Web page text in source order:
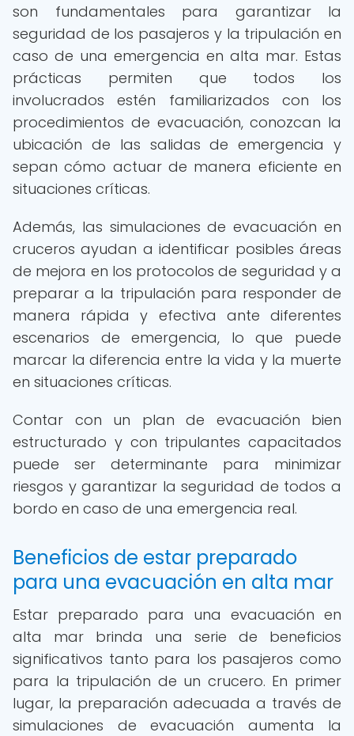
son fundamentales para garantizar la
seguridad de los pasajeros y la tripulación en
caso de una emergencia en alta mar. Estas
prácticas permiten que todos los
involucrados estén familiarizados con los
procedimientos de evacuación, conozcan la
ubicación de las salidas de emergencia y
sepan cómo actuar de manera eficiente en
situaciones críticas.
Además, las simulaciones de evacuación en
cruceros ayudan a identificar posibles áreas
de mejora en los protocolos de seguridad y a
preparar a la tripulación para responder de
manera rápida y efectiva ante diferentes
escenarios de emergencia, lo que puede
marcar la diferencia entre la vida y la muerte
en situaciones críticas.
Contar con un plan de evacuación bien
estructurado y con tripulantes capacitados
puede ser determinante para minimizar
riesgos y garantizar la seguridad de todos a
bordo en caso de una emergencia real.
Beneficios de estar preparado
para una evacuación en alta mar
Estar preparado para una evacuación en
alta mar brinda una serie de beneficios
significativos tanto para los pasajeros como
para la tripulación de un crucero. En primer
lugar, la preparación adecuada a través de
simulaciones de evacuación aumenta la